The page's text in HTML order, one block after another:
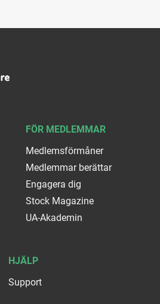
FÖR MEDLEMMAR
Medlemsförmåner
Medlemmar berättar
Engagera dig
Stock Magazine
UA-Akademin
HJÄLP
Support